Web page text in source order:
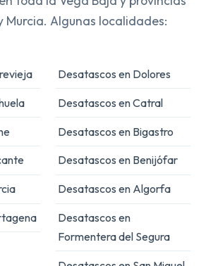
Murcia. Algunas localidades:
Desatascos en Dolores
Desatascos en Catral
Desatascos en Bigastro
Desatascos en Benijófar
Desatascos en Algorfa
Desatascos en
Formentera del Segura